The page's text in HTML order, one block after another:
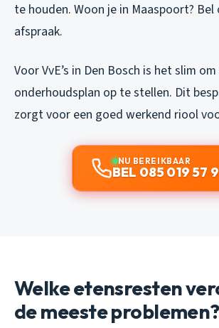
te houden. Woon je in Maaspoort? Bel
afspraak.
Voor VvE’s in Den Bosch is het slim
onderhoudsplan op te stellen. Dit
zorgt voor een goed werkend riool
NU BEREIKBAAR
BEL 085 019 57
Welke etensresten
de meeste problemen?